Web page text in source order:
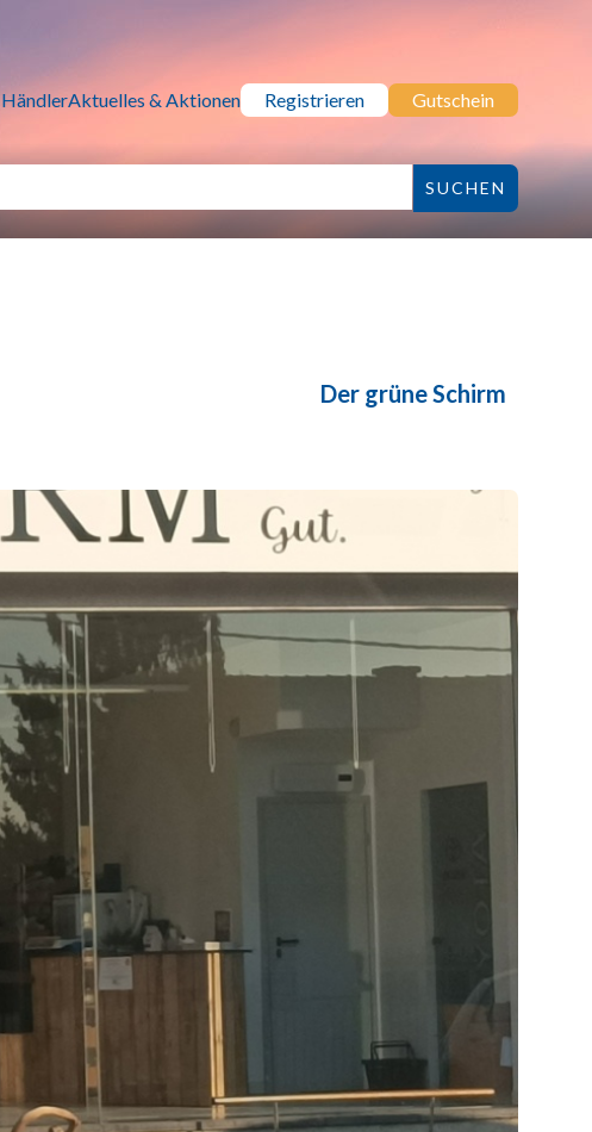
HändlerAktuelles & Aktionen Registrieren Gutschein
Der grüne Schirm